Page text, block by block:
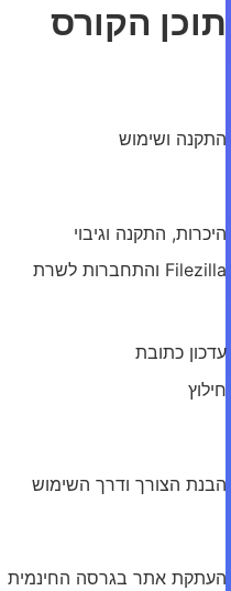
תוכן הקורס
התקנה ושימוש
היכרות, התקנה וגיבוי
Filezilla והתחברות לשרת
עדכון כתובת
חילוץ
הבנת הצורך ודרך השימוש
העתקת אתר בגרסה החינמית